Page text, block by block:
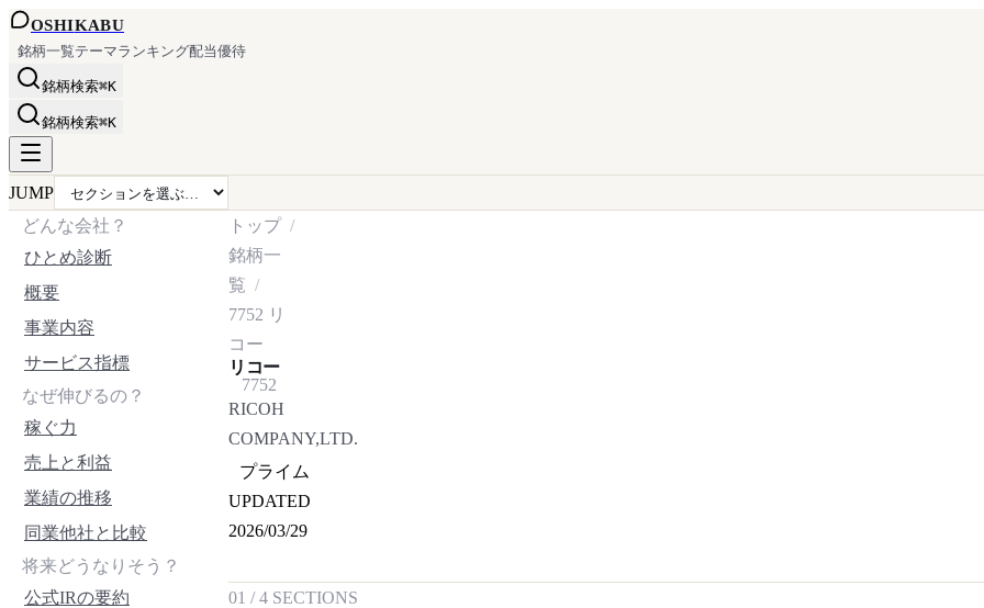
OSHIKABU
銘柄一覧テーマランキング配当優待
銘柄検索⌘K
銘柄検索⌘K
JUMP
どんな会社？
ひとめ診断
概要
事業内容
サービス指標
なぜ伸びるの？
稼ぐ力
売上と利益
業績の推移
同業他社と比較
将来どうなりそう？
公式IRの要約
トップ
銘柄一
覧
7752 リ
コー
リコー
7752
RICOH
COMPANY,LTD.
プライム
UPDATED
2026/03/29
01 /4 SECTIONS